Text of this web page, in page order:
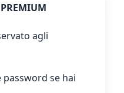
agli
password se hai